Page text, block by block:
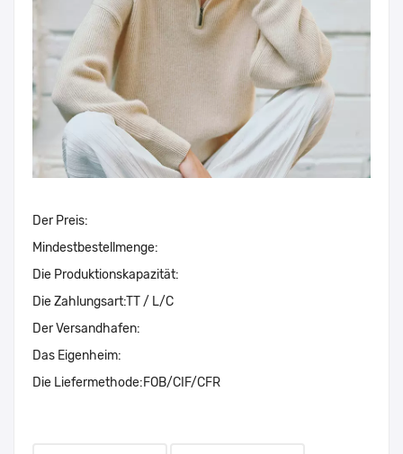
Der Preis:
Mindestbestellmenge:
Die Produktionskapazität:
Die Zahlungsart:TT / L/C
Der Versandhafen:
Das Eigenheim:
Die Liefermethode:FOB/CIF/CFR